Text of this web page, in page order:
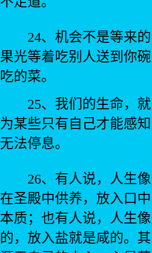
24、机会不是等来的
果光等着吃别人送到你
吃的菜。
25、我们的生命，就
为某些只有自己才能感
无法停息。
26、有人说，人生像
在圣殿中供养，放入口
本质；也有人说，人生
的，放入盐就是咸的。